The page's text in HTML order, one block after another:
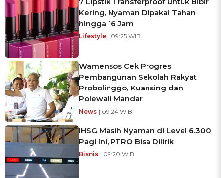
Kering, Nyaman Dipakai Tahan
hingga 16 Jam
Lifestyle | 09:25 WIB
Wamensos Cek Progres
Pembangunan Sekolah Rakyat
Probolinggo, Kuansing dan
Polewali Mandar
News | 09:24 WIB
IHSG Masih Nyaman di Level 6.300
Pagi Ini, PTRO Bisa Dilirik
Bisnis | 09:20 WIB